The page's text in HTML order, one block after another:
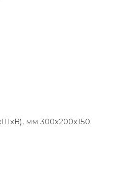
мм 300x200x150.